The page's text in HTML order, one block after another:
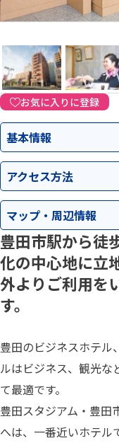
お気に入りに登録
基本情報
アクセス方法
マップ・ 周辺情報
豊田市駅から徒
化の中心地に立
外よりご利用を
す。
豊田のビジネスホテル
ルはビジネス、観光な
て最適です。
豊田スタジアム・豊田
へは、一番近いホテル